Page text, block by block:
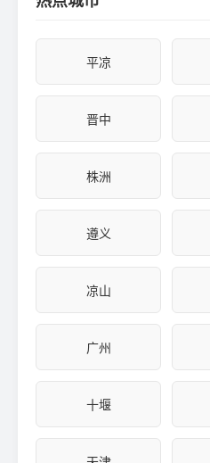
平凉
晋中
株洲
遵义
凉山
广州
十堰